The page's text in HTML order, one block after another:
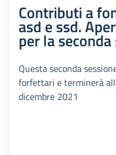
Contributi a
asd e ssd.
per la
Questa seconda
forfettari e terminerà
dicembre 2021